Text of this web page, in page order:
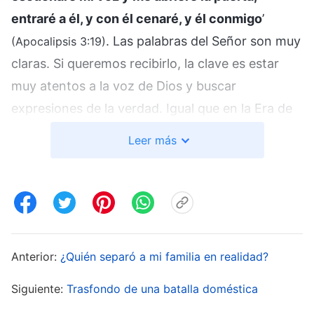
entraré a él, y con él cenaré, y él conmigo’
(Apocalipsis 3:19). Las palabras del Señor son muy
claras. Si queremos recibirlo, la clave es estar
muy atentos a la voz de Dios y buscar
expresiones de la verdad. Igual que en la Era de
Señor Jesús, y reconocieron que era el Mesías
a aceptar las verdades expresadas por el Señor
Jesús. Condenaron Su obra, calumniaron contra
Leer más
Anterior: ¿Quién separó a mi familia en realidad?
Siguiente: Trasfondo de una batalla doméstica